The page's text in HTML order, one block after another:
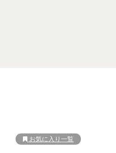
お気に入り一覧